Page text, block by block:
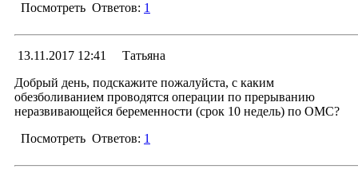
Заместитель главного врача гинекологических
Посмотреть Ответов: 1
Ответ
20.11.2017 16:30 Менеджер раздела
Уважаемая Марина! По направлению от
гинеколога консультация не оплачивается, но
происходит через 21 кабинет. Для этого нужно
направлением обратиться в 21 кабинет и
консультацию по ОМС. Без направления
13.11.2017 12:41
Татьяна
Добрый день, подскажите пожалуйста, с каким
обезболиванием проводятся операции по прерыванию
неразвивающейся беременности (срок 10 недель) по ОМС?
Посмотреть Ответов: 1